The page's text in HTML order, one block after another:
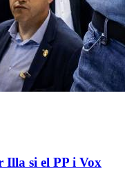
Illa si el PP i Vox